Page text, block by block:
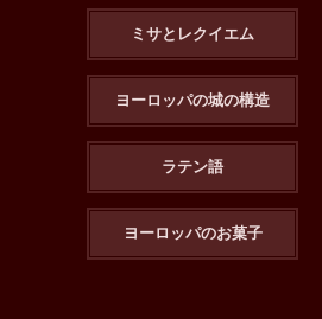
ミサとレクイエム
ヨーロッパの城の構造
ラテン語
ヨーロッパのお菓子